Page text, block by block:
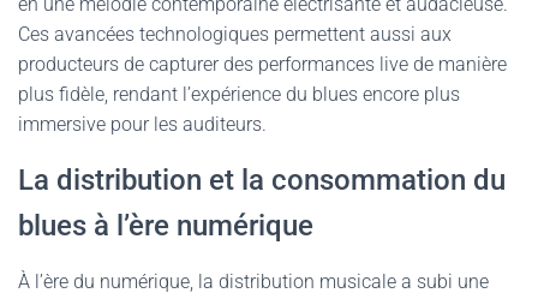
Ces avancées technologiques permettent aussi aux
producteurs de capturer des performances live de manière
plus fidèle, rendant l’expérience du blues encore plus
immersive pour les auditeurs.
La distribution et la consommation du
blues à l’ère numérique
À l’ère du numérique, la distribution musicale a subi une